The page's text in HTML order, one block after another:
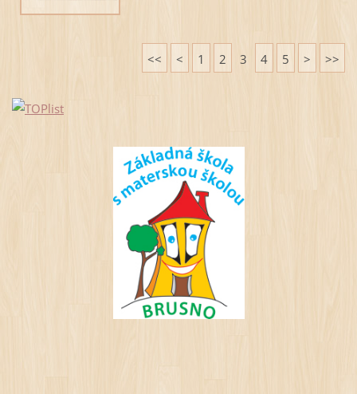
<< < 1 2 3 4 5 > >>